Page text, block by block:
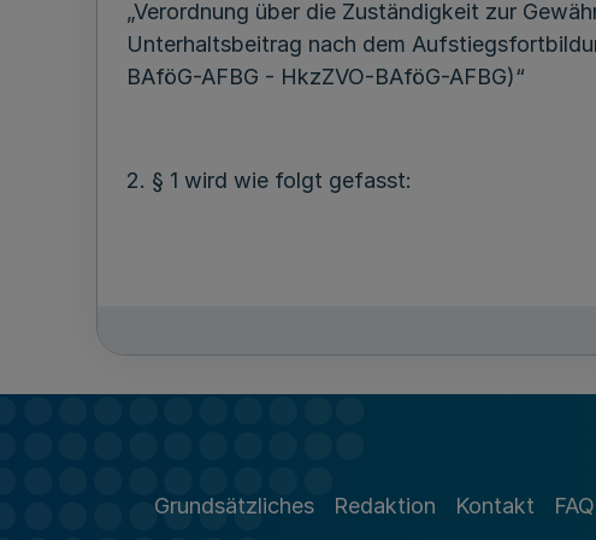
„Verordnung über die Zuständigkeit zur
Unterhaltsbeitrag nach dem
BAföG-AFBG - HkzZVO-BAföG-AFBG)“
2. § 1 wird wie folgt gefasst:
Personenkreis.
Grundsätzliches Redaktion Kontakt FAQ